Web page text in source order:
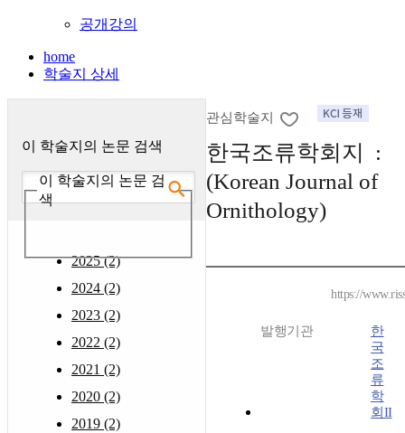
공개강의
home
학술지 상세
이 학술지의 논문 검색
이 학술지의 논문 검
색
2025 (2)
2024 (2)
2023 (2)
2022 (2)
2021 (2)
2020 (2)
2019 (2)
관심학술지
한국조류학회지 :
(Korean Journal of
Ornithology)
https://
발행기관
한
국
조
류
학
회II